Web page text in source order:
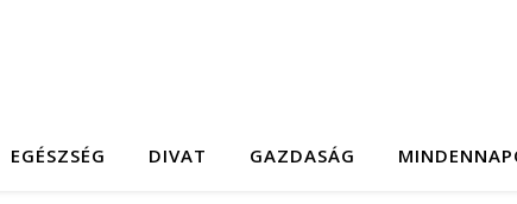
EGÉSZSÉG DIVAT GAZDASÁG